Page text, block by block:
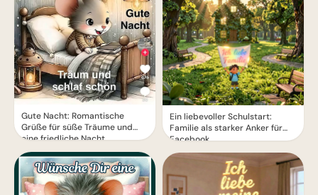
Gute Nacht: Romantische
Grüße für süße Träume und
eine friedliche Nacht
Ein liebevoller Schulstart:
Familie als starker Anker für
Facebook